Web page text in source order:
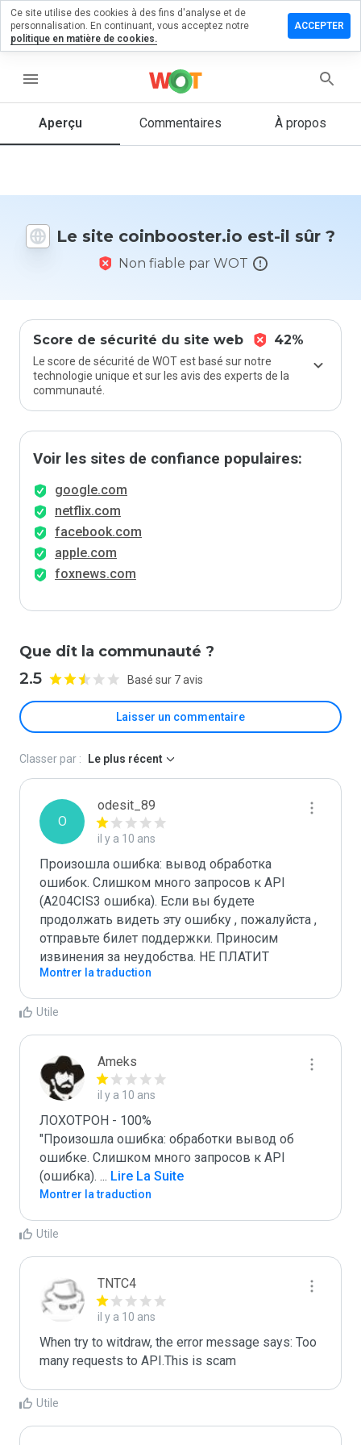
menu
Aperçu Commentaires À propos
Le site coinbooster.io est-il sûr ?
Non fiable par WOT
Score de sécurité du site web 42%
Le score de sécurité de WOT est basé sur notre
technologie unique et sur les avis des experts de la
communauté.
Voir les sites de confiance populaires:
google.com
netflix.com
facebook.com
apple.com
foxnews.com
Que dit la communauté ?
2.5 Basé sur 7 avis
Laisser un commentaire
un
1 et 5
vous à ce
site ?
Classer par : Le plus récent
O
odesit_89
il y a 10 ans
Произошла ошибка: вывод обработка
ошибок. Слишком много запросов к API
(A204CIS3 ошибка). Если вы будете
продолжать видеть эту ошибку , пожалуйста ,
отправьте билет поддержки. Приносим
извинения за неудобства. НЕ ПЛАТИТ
Montrer la traduction
Utile
Ameks
il y a 10 ans
ЛОХОТРОН - 100%
"Произошла ошибка: обработки вывод об
ошибке. Слишком много запросов к API
(ошибка). ... Lire La Suite
Montrer la traduction
Utile
TNTC4
il y a 10 ans
When try to witdraw, the error message says: Too
many requests to API.This is scam
Utile
Ce site utilise des cookies à des fins d'analyse et de
personnalisation. En continuant, vous acceptez notre
politique en matière de cookies.
ACCEPTER